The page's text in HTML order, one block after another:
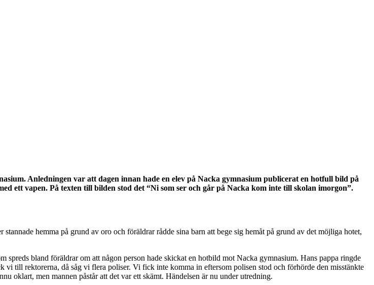
Anledningen var att dagen innan hade en elev på Nacka gymnasium publicerat en hotfull bild på
ett vapen. På texten till bilden stod det “Ni som ser och går på Nacka kom inte till skolan imorgon”.
hemma på grund av oro och föräldrar rådde sina barn att bege sig hemåt på grund av det möjliga hotet,
spreds bland föräldrar om att någon person hade skickat en hotbild mot Nacka gymnasium. Hans pappa ringde
till rektorerna, då såg vi flera poliser. Vi fick inte komma in eftersom polisen stod och förhörde den misstänkte
oklart, men mannen påstår att det var ett skämt. Händelsen är nu under utredning.